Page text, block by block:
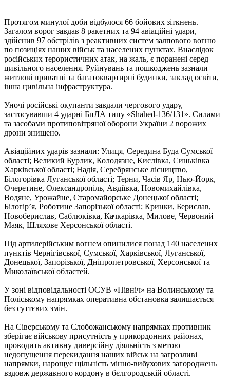
Протягом минулої доби відбулося 66 бойових зіткнень.
Загалом ворог завдав 8 ракетних та 94 авіаційні удари,
здійснив 97 обстрілів з реактивних систем залпового вогню
по позиціях наших військ та населених пунктах. Внаслідок
російських терористичних атак, на жаль, є поранені серед
цивільного населення. Руйнувань та пошкоджень зазнали
житлові приватні та багатоквартирні будинки, заклад освіти,
інша цивільна інфраструктура.
Уночі російські окупанти завдали чергового удару,
застосувавши 4 ударні БпЛА типу «Shahed-136/131». Силами
та засобами протиповітряної оборони України 2 ворожих
дрони знищено.
Авіаційних ударів зазнали: Улиця, Середина Буда Сумської
області; Великий Бурлик, Колодязне, Кислівка, Синьківка
Харківської області; Надія, Серебрянське лісництво,
Білогорівка Луганської області; Терни, Часів Яр, Нью-Йорк,
Очеретине, Олександропіль, Авдіївка, Новомихайлівка,
Водяне, Урожайне, Старомайорське Донецької області;
Білогір’я, Роботине Запорізької області; Кринки, Берислав,
Новоберислав, Саблюківка, Качкарівка, Милове, Червоний
Маяк, Шляхове Херсонської області.
Під артилерійським вогнем опинилися понад 140 населених
пунктів Чернігівської, Сумської, Харківської, Луганської,
Донецької, Запорізької, Дніпропетровської, Херсонської та
Миколаївської областей.
У зоні відповідальності ОСУВ «Північ» на Волинському та
Поліському напрямках оперативна обстановка залишається
без суттєвих змін.
На Сіверському та Слобожанському напрямках противник
зберігає військову присутність у прикордонних районах,
проводить активну диверсійну діяльність з метою
недопущення перекидання наших військ на загрозливі
напрямки, нарощує щільність мінно-вибухових загороджень
вздовж державного кордону в бєлгородській області.